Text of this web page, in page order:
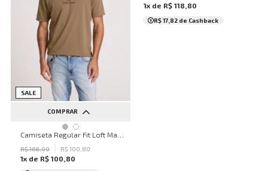
SALE
COMPRAR
PP P M G
GG
XGG
R$168,00 R$ 100 80
1x de R$ 100 80
1x de R$ 118,80
R$ 17,82 de Cashback